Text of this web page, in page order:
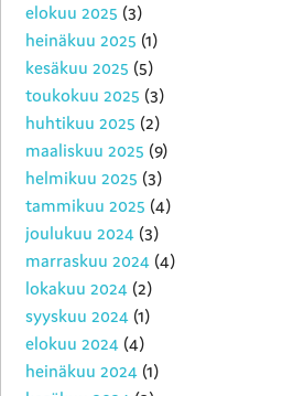
elokuu 2025 (3)
heinäkuu 2025 (1)
kesäkuu 2025 (5)
toukokuu 2025 (3)
huhtikuu 2025 (2)
maaliskuu 2025 (9)
helmikuu 2025 (3)
tammikuu 2025 (4)
joulukuu 2024 (3)
marraskuu 2024 (4)
lokakuu 2024 (2)
syyskuu 2024 (1)
elokuu 2024 (4)
heinäkuu 2024 (1)